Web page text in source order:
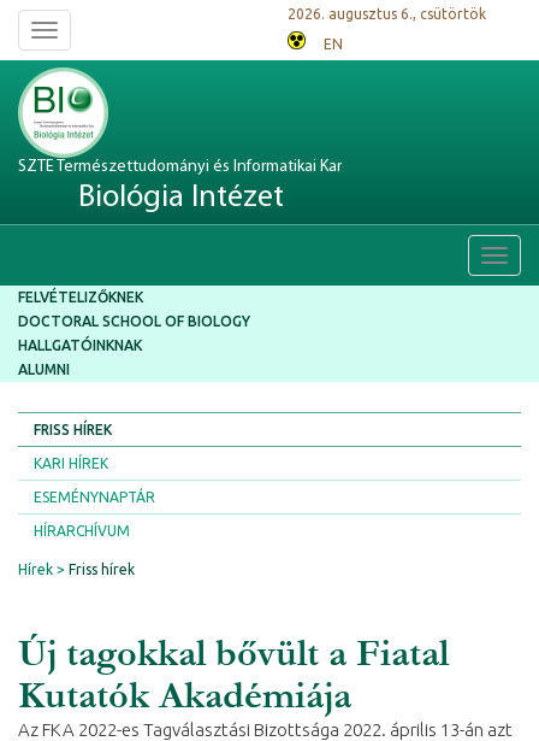
Toggle
navigation
2026. augusztus 6., csütörtök
EN
SZTE Természettudományi és Informatikai Kar
Biológia Intézet
FELVÉTELIZŐKNEK
DOCTORAL SCHOOL OF BIOLOGY
HALLGATÓINKNAK
ALUMNI
FRISS HÍREK
KARI HÍREK
ESEMÉNYNAPTÁR
HÍRARCHÍVUM
Hírek Friss hírek
Új tagokkal bővült a Fiatal
Kutatók Akadémiája
Az FKA 2022-es Tagválasztási Bizottsága 2022. április 13-án azt